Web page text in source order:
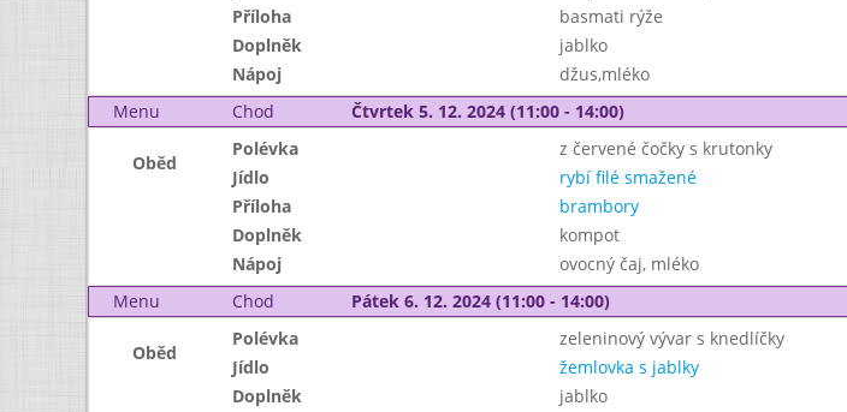
Příloha
basmati rýže
Doplněk
jablko
Nápoj
džus,mléko
Menu
Chod Čtvrtek 5. 12. 2024 (11:00 - 14:00)
Oběd
Polévka z červené čočky s krutonky
Jídlo
rybí filé smažené
Příloha
brambory
Doplněk
kompot
Nápoj
ovocný čaj, mléko
Menu
Chod Pátek 6. 12. 2024 (11:00 - 14:00)
Oběd
Polévka zeleninový vývar s knedlíčky
Jídlo
žemlovka s jablky
Doplněk
jablko